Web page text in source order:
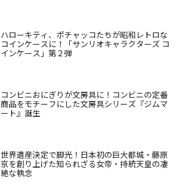
ハローキティ、ポチャッコたちが昭和レトロな
コインケースに！「サンリオキャラクターズ コ
インケース」第２弾
コンビニおにぎりが文房具に！コンビニの定番
商品をモチーフにした文房具シリーズ『ジムマ
ート』誕生
世界遺産決定で脚光！日本初の巨大都城・藤原
京を創り上げた知られざる女帝・持統天皇の凄
絶な執念